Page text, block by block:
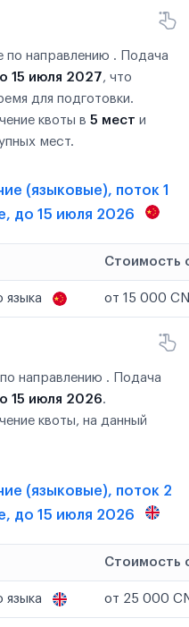
по направлению . Подача
15 июля 2027, что
для подготовки.
квоты в 5 мест и
мест.
(языковые), поток 1
до 15 июля 2026
Стоимость
языка от 15 000
по направлению . Подача
15 июля 2026.
квоты, на данный
(языковые), поток 2
до 15 июля 2026
Стоимость
языка от 25 000